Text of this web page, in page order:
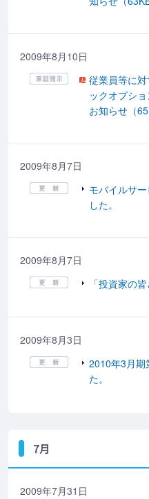
2009年8月10日
従業員等に
ックオプシ
お知らせ（
2009年8月7日
モバイルサ
した。
2009年8月7日
「投資家の
2009年8月3日
2010年3月期
た。
7月
2009年7月31日